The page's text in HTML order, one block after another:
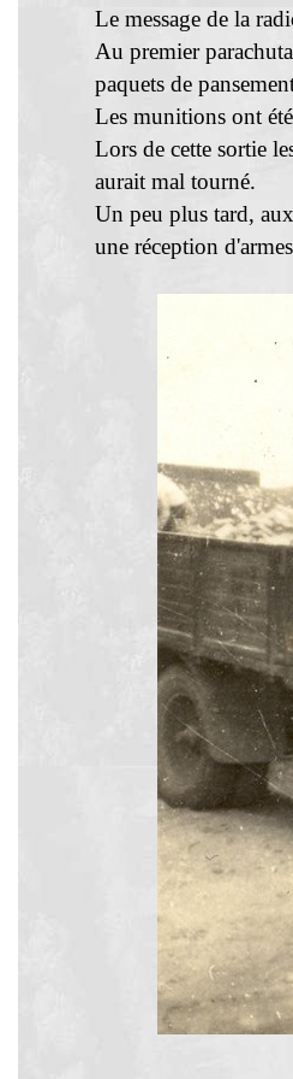
Le message de la
Au premier
paquets de
Les munitions ont
Lors de cette sortie
aurait mal tourné.
Un peu plus tard,
une réception